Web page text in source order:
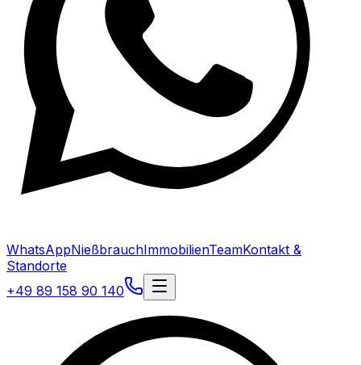
WhatsAppNießbrauchImmobilienTeamKontakt &
Standorte
+49 89 158 90 140